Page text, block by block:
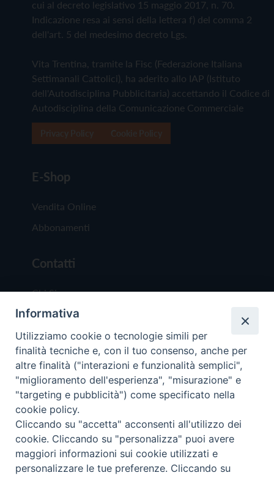
cui al decreto legislativo 15 maggio 2017, n. 70.
Indicazione resa ai sensi della lettera f) del comma 2
dell'art. 5 del medesimo decreto Lgs.
Vita Trentina, tramite la Fisc (Federazione Italiana
Settimanali Cattolici), ha aderito allo IAP (Istituto
dell'Autodisciplina Pubblicitaria) accettando il Codice di
Autodisciplina della Comunicazione Commerciale
E-Shop
Vendita Online
Abbonamenti
Contatti
Chi Siamo
Redazione
Scrivici
Copyright © 2019 - Tutti i diritti riservati - Vita
Trentina Editrice
Privacy Policy
Informativa
Utilizziamo cookie o tecnologie simili per
finalità tecniche e, con il tuo consenso, anche per
altre finalità ("interazioni e funzionalità semplici",
"miglioramento dell'esperienza", "misurazione" e
"targeting e pubblicità") come specificato nella
cookie policy.
Cliccando su "accetta" acconsenti all'utilizzo dei
cookie. Cliccando su "personalizza" puoi avere
maggiori informazioni sui cookie utilizzati e
personalizzare le tue preferenze. Cliccando su